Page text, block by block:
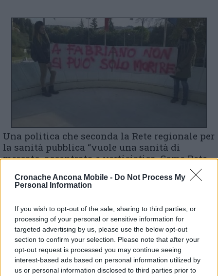
Cronache Ancona Mobile - Do Not Process My
Personal Information
If you wish to opt-out of the sale, sharing to third parties, or
processing of your personal or sensitive information for
targeted advertising by us, please use the below opt-out
section to confirm your selection. Please note that after your
opt-out request is processed you may continue seeing
interest-based ads based on personal information utilized by
us or personal information disclosed to third parties prior to
Una politica che seconda la Rete regionale per
la sanità pubblica “vuole una sanità di
mercato, accentrata e verticistica. Come Rete
regionale per la sanità pubblica esprimiamo
la nostra piena solidarietà e il nostro
incondizionato appoggio al Coordinamento
cittadino punto nascita di Fabriano, dando
sin da ora la nostra piena adesione alle
iniziative che riterrà opportuno
intraprendere. Ribadiamo la necessità di una
netta inversione di marcia per quanto
riguarda la politica sanitaria regionale,
puntando su una sanità policentrica, diffusa